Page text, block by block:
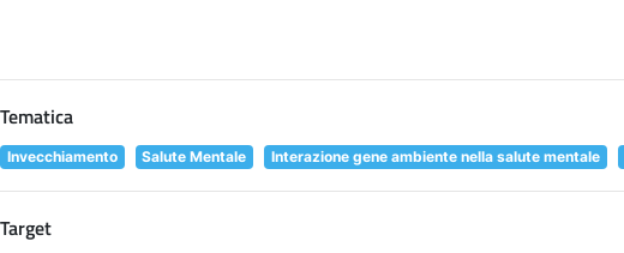
Tematica
Invecchiamento Salute Mentale Interazione gene ambiente nella salute mentale
Target